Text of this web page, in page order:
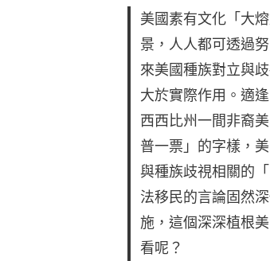
美國素有文化「大
景，人人都可透過
來美國種族對立與
大於實際作用。適
西西比州一間非裔
普一票」的字樣，
與種族歧視相關的
法移民的言論固然
施，這個深深植根
看呢？